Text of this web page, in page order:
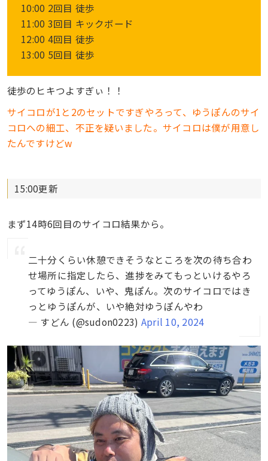
10:00 2回目 徒歩
11:00 3回目 キックボード
12:00 4回目 徒歩
13:00 5回目 徒歩
徒歩のヒキつよすぎぃ！！
サイコロが1と2のセットですぎやろって、ゆうぽんのサイ
コロへの細工、不正を疑いました。サイコロは僕が用意し
たんですけどw
15:00更新
まず14時6回目のサイコロ結果から。
二十分くらい休憩できそうなところを次の待ち合わ
せ場所に指定したら、進捗をみてもっといけるやろ
ってゆうぽん、いや、鬼ぽん。次のサイコロではき
っとゆうぽんが、いや絶対ゆうぽんやわ
— すどん (@sudon0223) April 10, 2024